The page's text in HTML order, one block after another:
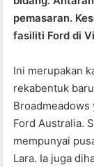
o
o
k
p
p
pemasaran.
fasiliti Ford di
Ini merupakan
rekabentuk
Broadmeadows
Ford Australia.
mempunyai
Lara. Ia juga